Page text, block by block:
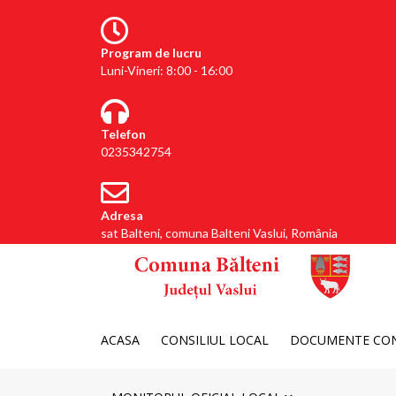
Program de lucru
Luni-Vineri: 8:00 - 16:00
Telefon
0235342754
Adresa
sat Balteni, comuna Balteni Vaslui, România
ACASA CONSILIUL LOCAL DOCUMENTE